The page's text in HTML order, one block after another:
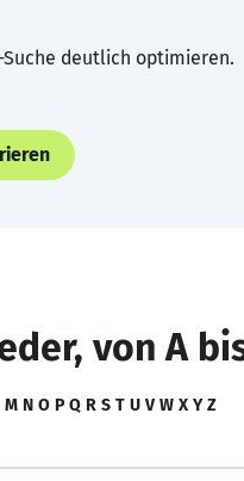
deutlich optimieren.
von A
M N O P Q R S T U V W X Y Z